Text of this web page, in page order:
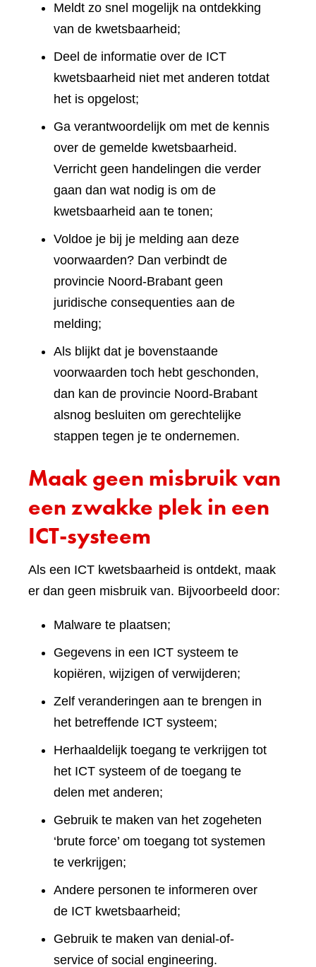
Meldt zo snel mogelijk na ontdekking
van de kwetsbaarheid;
Deel de informatie over de ICT
kwetsbaarheid niet met anderen totdat
het is opgelost;
Ga verantwoordelijk om met de kennis
over de gemelde kwetsbaarheid.
Verricht geen handelingen die verder
gaan dan wat nodig is om de
kwetsbaarheid aan te tonen;
Voldoe je bij je melding aan deze
voorwaarden? Dan verbindt de
provincie Noord-Brabant geen
juridische consequenties aan de
melding;
Als blijkt dat je bovenstaande
voorwaarden toch hebt geschonden,
dan kan de provincie Noord-Brabant
alsnog besluiten om gerechtelijke
stappen tegen je te ondernemen.
Maak geen misbruik van
een zwakke plek in een
ICT-systeem
Als een ICT kwetsbaarheid is ontdekt, maak
er dan geen misbruik van. Bijvoorbeeld door:
Malware te plaatsen;
Gegevens in een ICT systeem te
kopiëren, wijzigen of verwijderen;
Zelf veranderingen aan te brengen in
het betreffende ICT systeem;
Herhaaldelijk toegang te verkrijgen tot
het ICT systeem of de toegang te
delen met anderen;
Gebruik te maken van het zogeheten
‘brute force’ om toegang tot systemen
te verkrijgen;
Andere personen te informeren over
de ICT kwetsbaarheid;
Gebruik te maken van denial-of-
service of social engineering.